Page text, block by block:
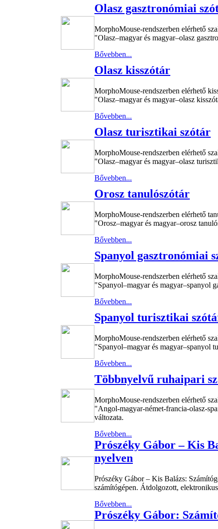
Olasz gasztronómiai
MorphoMouse-rendszerben elérhető
"Olasz–magyar és magyar–olasz
Bővebben...
Olasz kisszótár
MorphoMouse-rendszerben elérhető
"Olasz–magyar és magyar–olasz
Bővebben...
Olasz turisztikai szótár
MorphoMouse-rendszerben elérhető
"Olasz–magyar és magyar–olasz
Bővebben...
Orosz tanulószótár
MorphoMouse-rendszerben elérhető
"Orosz–magyar és magyar–orosz
Bővebben...
Spanyol gasztronómiai
MorphoMouse-rendszerben elérhető
"Spanyol–magyar és magyar–spanyol
Bővebben...
Spanyol turisztikai
MorphoMouse-rendszerben elérhető
"Spanyol–magyar és magyar–spanyol
Bővebben...
Többnyelvű ruhaipari
MorphoMouse-rendszerben elérhető
"Angol-magyar-német-francia-olasz-
változata.
Bővebben...
Prószéky Gábor – Kis
nyelven
Prószéky Gábor – Kis Balázs:
számítógépen. Átdolgozott,
Bővebben...
Prószéky Gábor: